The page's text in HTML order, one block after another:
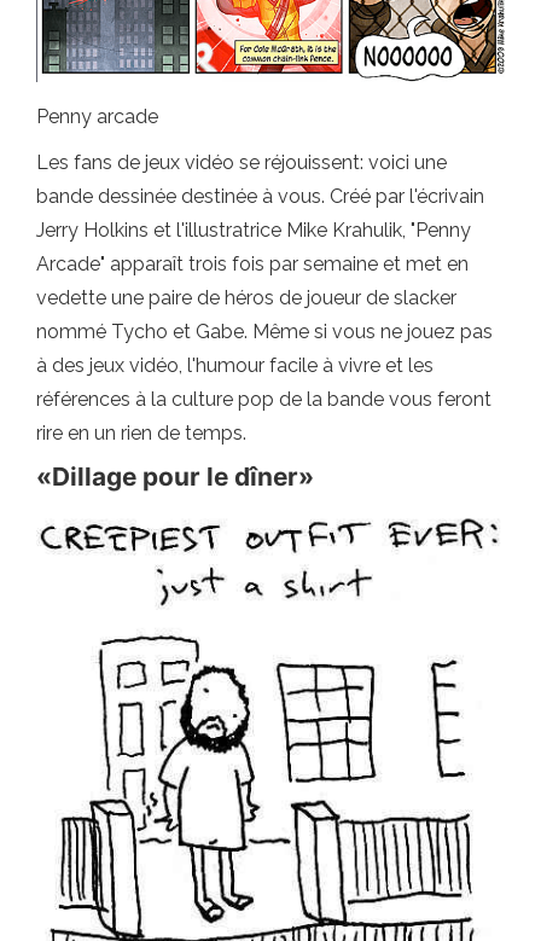
Penny arcade
Les fans de jeux vidéo se réjouissent: voici une
bande dessinée destinée à vous. Créé par l'écrivain
Jerry Holkins et l'illustratrice Mike Krahulik, "Penny
Arcade" apparaît trois fois par semaine et met en
vedette une paire de héros de joueur de slacker
nommé Tycho et Gabe. Même si vous ne jouez pas
à des jeux vidéo, l'humour facile à vivre et les
références à la culture pop de la bande vous feront
rire en un rien de temps.
«Dillage pour le dîner»